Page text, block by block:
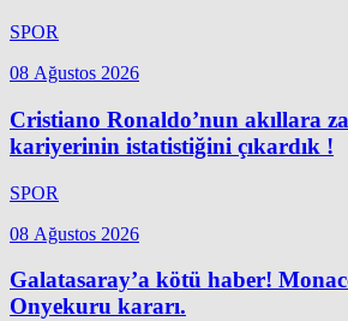
SPOR
08 Ağustos 2026
Cristiano Ronaldo’nun akıllara
kariyerinin istatistiğini çıkardık !
SPOR
08 Ağustos 2026
Galatasaray’a kötü haber!
Onyekuru kararı.